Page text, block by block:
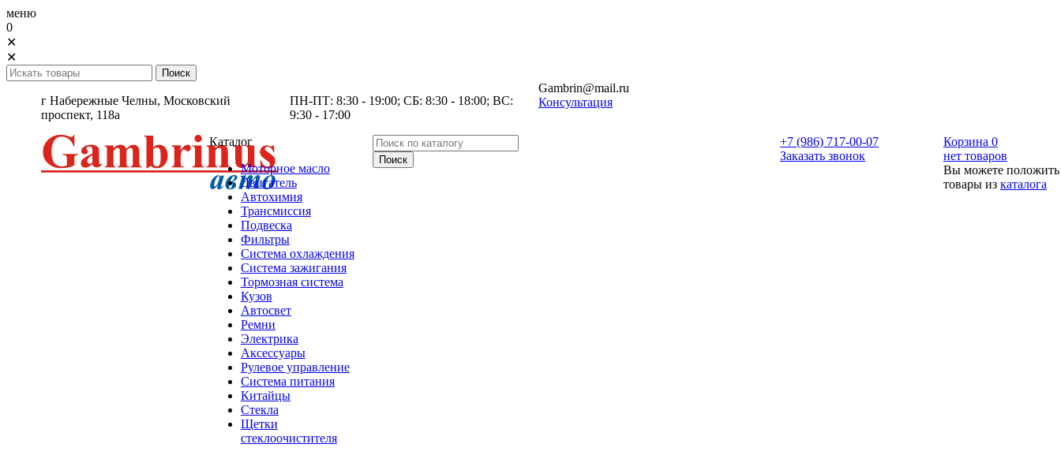
меню
0
✕
✕
г Набережные Челны, Московский
проспект, 118а
ПН-ПТ: 8:30 - 19:00; СБ: 8:30 - 18:00; ВС:
9:30 - 17:00
Gambrin@mail.ru
Консультация
Каталог
Моторное масло
Двигатель
Автохимия
Трансмиссия
Подвеска
Фильтры
Система охлаждения
Система зажигания
Тормозная система
Кузов
Автосвет
Ремни
Электрика
Аксессуары
Рулевое управление
Система питания
Китайцы
Стекла
Щетки
стеклоочистителя
+7 (986) 717-00-07
Заказать звонок
Корзина 0
нет товаров
Вы можете положить
товары из каталога